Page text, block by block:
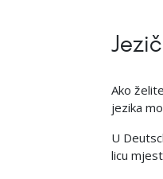
Ako
jezika
U
licu